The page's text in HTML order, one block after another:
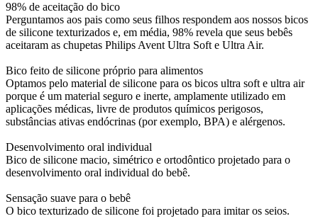
98% de aceitação do bico
Perguntamos aos pais como seus filhos respondem aos nossos bicos
de silicone texturizados e, em média, 98% revela que seus bebês
aceitaram as chupetas Philips Avent Ultra Soft e Ultra Air.
Bico feito de silicone próprio para alimentos
Optamos pelo material de silicone para os bicos ultra soft e ultra air
porque é um material seguro e inerte, amplamente utilizado em
aplicações médicas, livre de produtos químicos perigosos,
substâncias ativas endócrinas (por exemplo, BPA) e alérgenos.
Desenvolvimento oral individual
Bico de silicone macio, simétrico e ortodôntico projetado para o
desenvolvimento oral individual do bebê.
Sensação suave para o bebê
O bico texturizado de silicone foi projetado para imitar os seios.